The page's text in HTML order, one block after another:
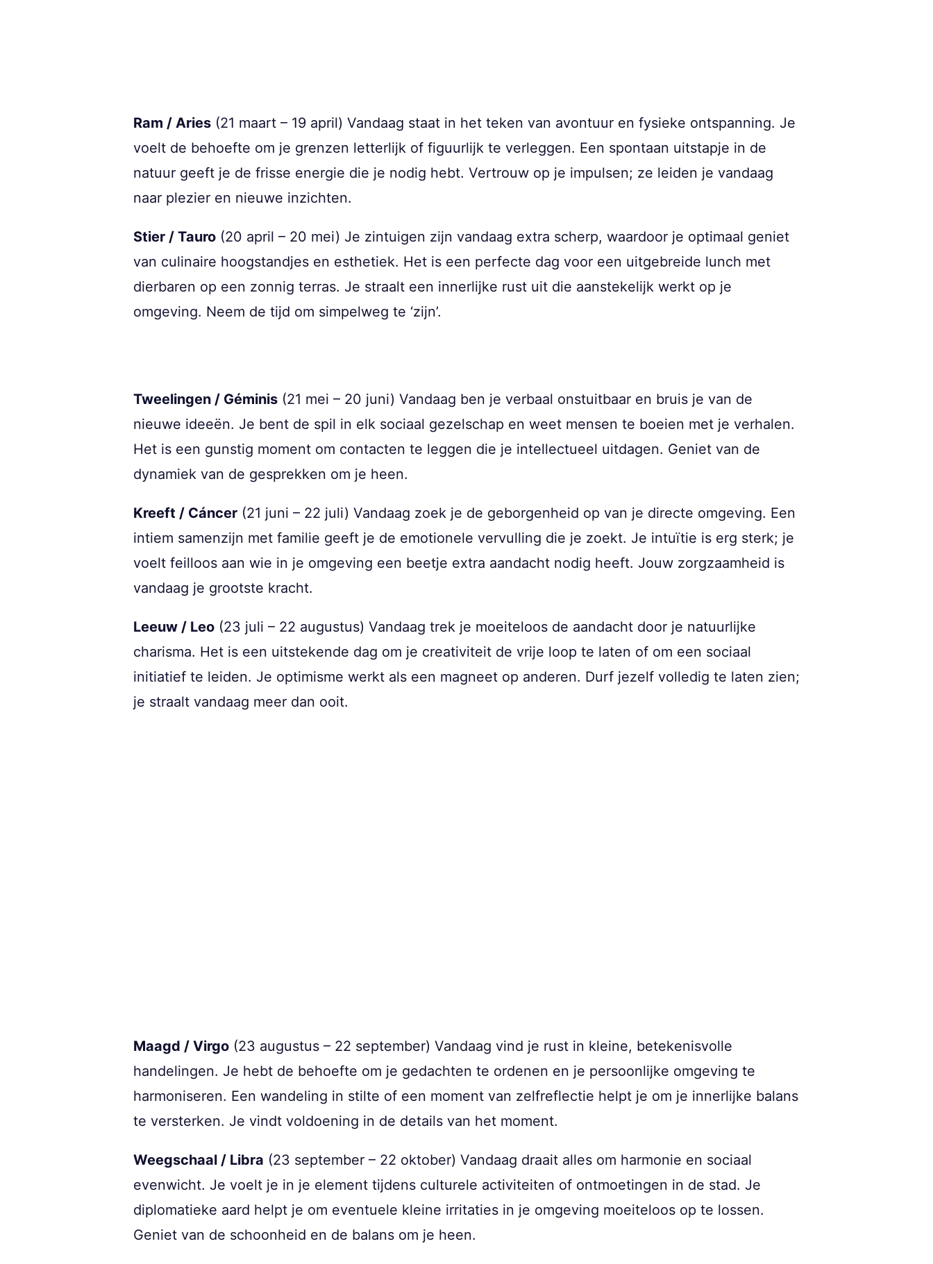
Ram / Aries (21 maart – 19 april) Vandaag staat in het teken van avontuur en fysieke ontspanning. Je
voelt de behoefte om je grenzen letterlijk of figuurlijk te verleggen. Een spontaan uitstapje in de
natuur geeft je de frisse energie die je nodig hebt. Vertrouw op je impulsen; ze leiden je vandaag
naar plezier en nieuwe inzichten.
Stier / Tauro (20 april – 20 mei) Je zintuigen zijn vandaag extra scherp, waardoor je optimaal geniet
van culinaire hoogstandjes en esthetiek. Het is een perfecte dag voor een uitgebreide lunch met
dierbaren op een zonnig terras. Je straalt een innerlijke rust uit die aanstekelijk werkt op je
omgeving. Neem de tijd om simpelweg te ‘zijn’.
Tweelingen / Géminis (21 mei – 20 juni) Vandaag ben je verbaal onstuitbaar en bruis je van de
nieuwe ideeën. Je bent de spil in elk sociaal gezelschap en weet mensen te boeien met je verhalen.
Het is een gunstig moment om contacten te leggen die je intellectueel uitdagen. Geniet van de
dynamiek van de gesprekken om je heen.
Kreeft / Cáncer (21 juni – 22 juli) Vandaag zoek je de geborgenheid op van je directe omgeving. Een
intiem samenzijn met familie geeft je de emotionele vervulling die je zoekt. Je intuïtie is erg sterk; je
voelt feilloos aan wie in je omgeving een beetje extra aandacht nodig heeft. Jouw zorgzaamheid is
vandaag je grootste kracht.
Leeuw / Leo (23 juli – 22 augustus) Vandaag trek je moeiteloos de aandacht door je natuurlijke
charisma. Het is een uitstekende dag om je creativiteit de vrije loop te laten of om een sociaal
initiatief te leiden. Je optimisme werkt als een magneet op anderen. Durf jezelf volledig te laten zien;
je straalt vandaag meer dan ooit.
Maagd / Virgo (23 augustus – 22 september) Vandaag vind je rust in kleine, betekenisvolle
handelingen. Je hebt de behoefte om je gedachten te ordenen en je persoonlijke omgeving te
harmoniseren. Een wandeling in stilte of een moment van zelfreflectie helpt je om je innerlijke balans
te versterken. Je vindt voldoening in de details van het moment.
Weegschaal / Libra (23 september – 22 oktober) Vandaag draait alles om harmonie en sociaal
evenwicht. Je voelt je in je element tijdens culturele activiteiten of ontmoetingen in de stad. Je
diplomatieke aard helpt je om eventuele kleine irritaties in je omgeving moeiteloos op te lossen.
Geniet van de schoonheid en de balans om je heen.